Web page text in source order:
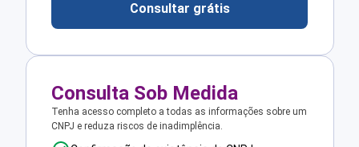
Consultar grátis
Consulta Sob Medida
Tenha acesso completo a todas as informações sobre um
CNPJ e reduza riscos de inadimplência.